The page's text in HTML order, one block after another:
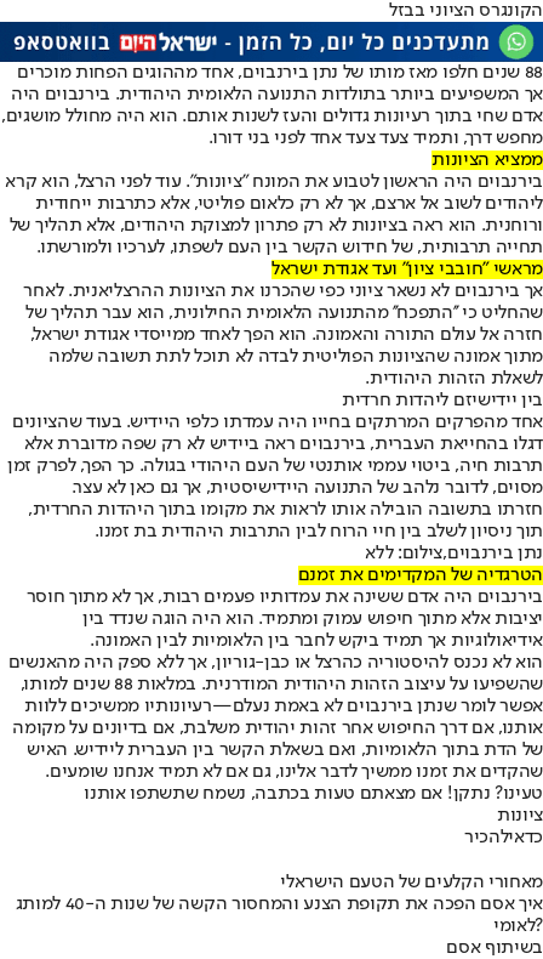
הקונגרס הציוני בבזל
88 שנים חלפו מאז מותו של נתן בירנבוים, אחד מההוגים הפחות מוכרים
אך המשפיעים ביותר בתולדות התנועה הלאומית היהודית. בירנבוים היה
אדם שחי בתוך רעיונות גדולים והעז לשנות אותם. הוא היה מחולל מושגים,
מחפש דרך, ותמיד צעד צעד אחד לפני בני דורו.
ממציא הציונות
בירנבוים היה הראשון לטבוע את המונח "ציונות". עוד לפני הרצל, הוא קרא
ליהודים לשוב אל ארצם, אך לא רק כלאום פוליטי, אלא כתרבות ייחודית
ורוחנית. הוא ראה בציונות לא רק פתרון למצוקת היהודים, אלא תהליך של
תחייה תרבותית, של חידוש הקשר בין העם לשפתו, לערכיו ולמורשתו.
מראשי "חובבי ציון" ועד אגודת ישראל
אך בירנבוים לא נשאר ציוני כפי שהכרנו את הציונות ההרצליאנית. לאחר
שהחליט כי ''התפכח'' מהתנועה הלאומית החילונית, הוא עבר תהליך של
חזרה אל עולם התורה והאמונה. הוא הפך לאחד ממייסדי אגודת ישראל,
מתוך אמונה שהציונות הפוליטית לבדה לא תוכל לתת תשובה שלמה
לשאלת הזהות היהודית.
בין יידישיזם ליהדות חרדית
אחד מהפרקים המרתקים בחייו היה עמדתו כלפי היידיש. בעוד שהציונים
דגלו בהחייאת העברית, בירנבוים ראה ביידיש לא רק שפה מדוברת אלא
תרבות חיה, ביטוי עממי אותנטי של העם היהודי בגולה. כך הפך, לפרק זמן
מסוים, לדובר נלהב של התנועה היידישיסטית, אך גם כאן לא עצר.
חזרתו בתשובה הובילה אותו לראות את מקומו בתוך היהדות החרדית,
תוך ניסיון לשלב בין חיי הרוח לבין התרבות היהודית בת זמנו.
נתן בירנבוים,צילום: ללא
הטרגדיה של המקדימים את זמנם
בירנבוים היה אדם ששינה את עמדותיו פעמים רבות, אך לא מתוך חוסר
יציבות אלא מתוך חיפוש עמוק ומתמיד. הוא היה הוגה שנדד בין
אידיאולוגיות אך תמיד ביקש לחבר בין הלאומיות לבין האמונה.
הוא לא נכנס להיסטוריה כהרצל או כבן-גוריון, אך ללא ספק היה מהאנשים
שהשפיעו על עיצוב הזהות היהודית המודרנית. במלאות 88 שנים למותו,
אפשר לומר שנתן בירנבוים לא באמת נעלם—רעיונותיו ממשיכים ללוות
אותנו, אם דרך החיפוש אחר זהות יהודית משלבת, אם בדיונים על מקומה
של הדת בתוך הלאומיות, ואם בשאלת הקשר בין העברית ליידיש. האיש
שהקדים את זמנו ממשיך לדבר אלינו, גם אם לא תמיד אנחנו שומעים.
טעינו? נתקן! אם מצאתם טעות בכתבה, נשמח שתשתפו אותנו
ציונות
כדאילהכיר
מאחורי הקלעים של הטעם הישראלי
איך אסם הפכה את תקופת הצנע והמחסור הקשה של שנות ה-40 למותג
לאומי?
בשיתוף אסם